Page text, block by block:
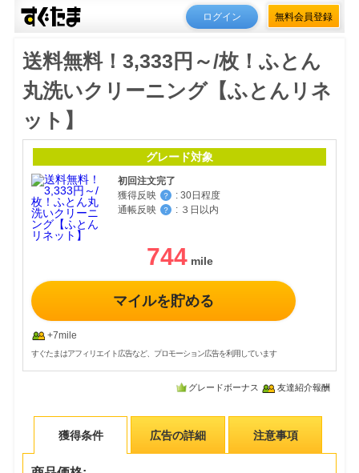
ログイン 無料会員登録
送料無料！3,333円～/枚！ふとん
丸洗いクリーニング【ふとんリネ
ット】
グレード対象
初回注文完了
獲得反映
？ : 30日程度
通帳反映
？ : ３日以内
744
マイルを貯める
+7mile
すぐたまはアフィリエイト広告など、プロモーション広告を利用しています
グレードボーナス 友達紹介報酬
獲得条件 広告の詳細 注意事項